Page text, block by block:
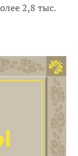
2,8 тыс.